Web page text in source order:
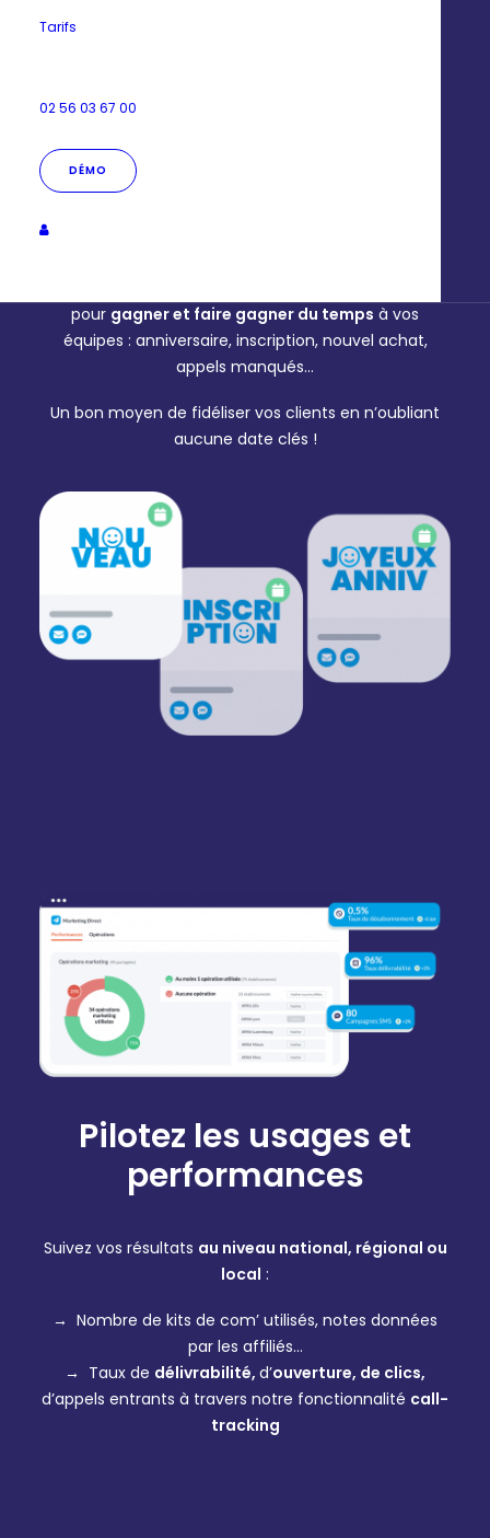
Tarifs
02 56 03 67 00
DÉMO
Automatisez les actions
pour gagner et faire gagner du temps à vos
équipes : anniversaire, inscription, nouvel achat,
appels manqués…
Un bon moyen de fidéliser vos clients en n’oubliant
aucune date clés !
Pilotez les usages et
performances
Suivez vos résultats au niveau national, régional ou
local :
→ Nombre de kits de com’ utilisés, notes données
par les affiliés…
→ Taux de délivrabilité, d’ouverture, de clics,
d’appels entrants à travers notre fonctionnalité call-
tracking